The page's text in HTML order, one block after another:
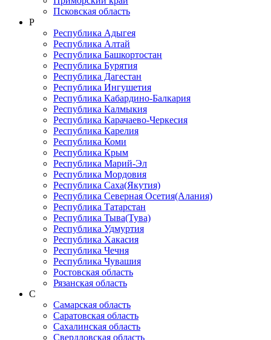
Псковская область
Р
Республика Адыгея
Республика Алтай
Республика Башкортостан
Республика Бурятия
Республика Дагестан
Республика Ингушетия
Республика Кабардино-Балкария
Республика Калмыкия
Республика Карачаево-Черкеcия
Республика Карелия
Республика Коми
Республика Крым
Республика Марий-Эл
Республика Мордовия
Республика Саха(Якутия)
Республика Северная Осетия(Алания)
Республика Татарстан
Республика Тыва(Тува)
Республика Удмуртия
Республика Хакасия
Республика Чечня
Республика Чувашия
Ростовская область
Рязанская область
С
Самарская область
Саратовская область
Сахалинская область
Свердловская область